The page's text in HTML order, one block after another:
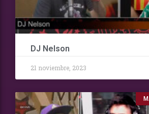
DJ Nelson
21 noviembre, 2023